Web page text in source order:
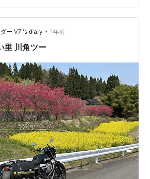
分けて「桃源郷のような風景」を、掲
思います。 ランキング参加中花のある
加中写真・カメラ
ー V7 's diary • 1年前
里 川角ツー